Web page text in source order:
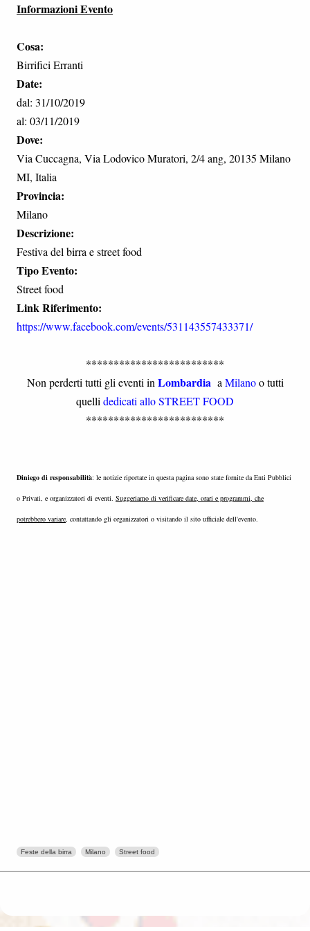
Informazioni Evento
Cosa:
Birrifici Erranti
Date:
dal: 31/10/2019
al: 03/11/2019
Dove:
Via Cuccagna, Via Lodovico Muratori, 2/4 ang, 20135 Milano
MI, Italia
Provincia:
Milano
Descrizione:
Festiva del birra e street food
Tipo Evento:
Street food
Link Riferimento:
https://www.facebook.com/events/531143557433371/
*************************
Non perderti tutti gli eventi in Lombardia a Milanoo tutti
quelli dedicati allo STREET FOOD
*************************
Diniego di responsabilità: le notizie riportate in questa pagina sono state fornite da Enti Pubblici
o Privati, e organizzatori di eventi. Suggeriamo di verificare date, orari e programmi, che
potrebbero variare, contattando gli organizzatori o visitando il sito ufficiale dell'evento.
Feste della birra Milano Street food